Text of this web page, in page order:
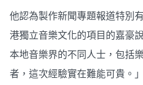
他認為製作新聞專題報道特別
港獨立音樂文化的項目的嘉豪
本地音樂界的不同人士，包括
者，這次經驗實在難能可貴。」